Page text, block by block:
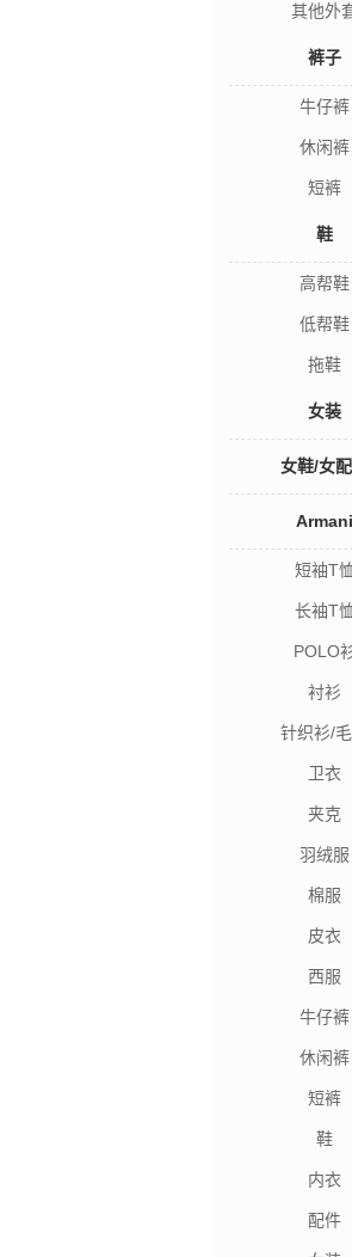
其他外
裤子
牛仔裤
休闲裤
短裤
鞋
高帮鞋
低帮鞋
拖鞋
女装
女鞋/女
Armani
短袖T
长袖T
POLO
衬衫
针织衫/
卫衣
夹克
羽绒服
棉服
皮衣
西服
牛仔裤
休闲裤
短裤
鞋
内衣
配件